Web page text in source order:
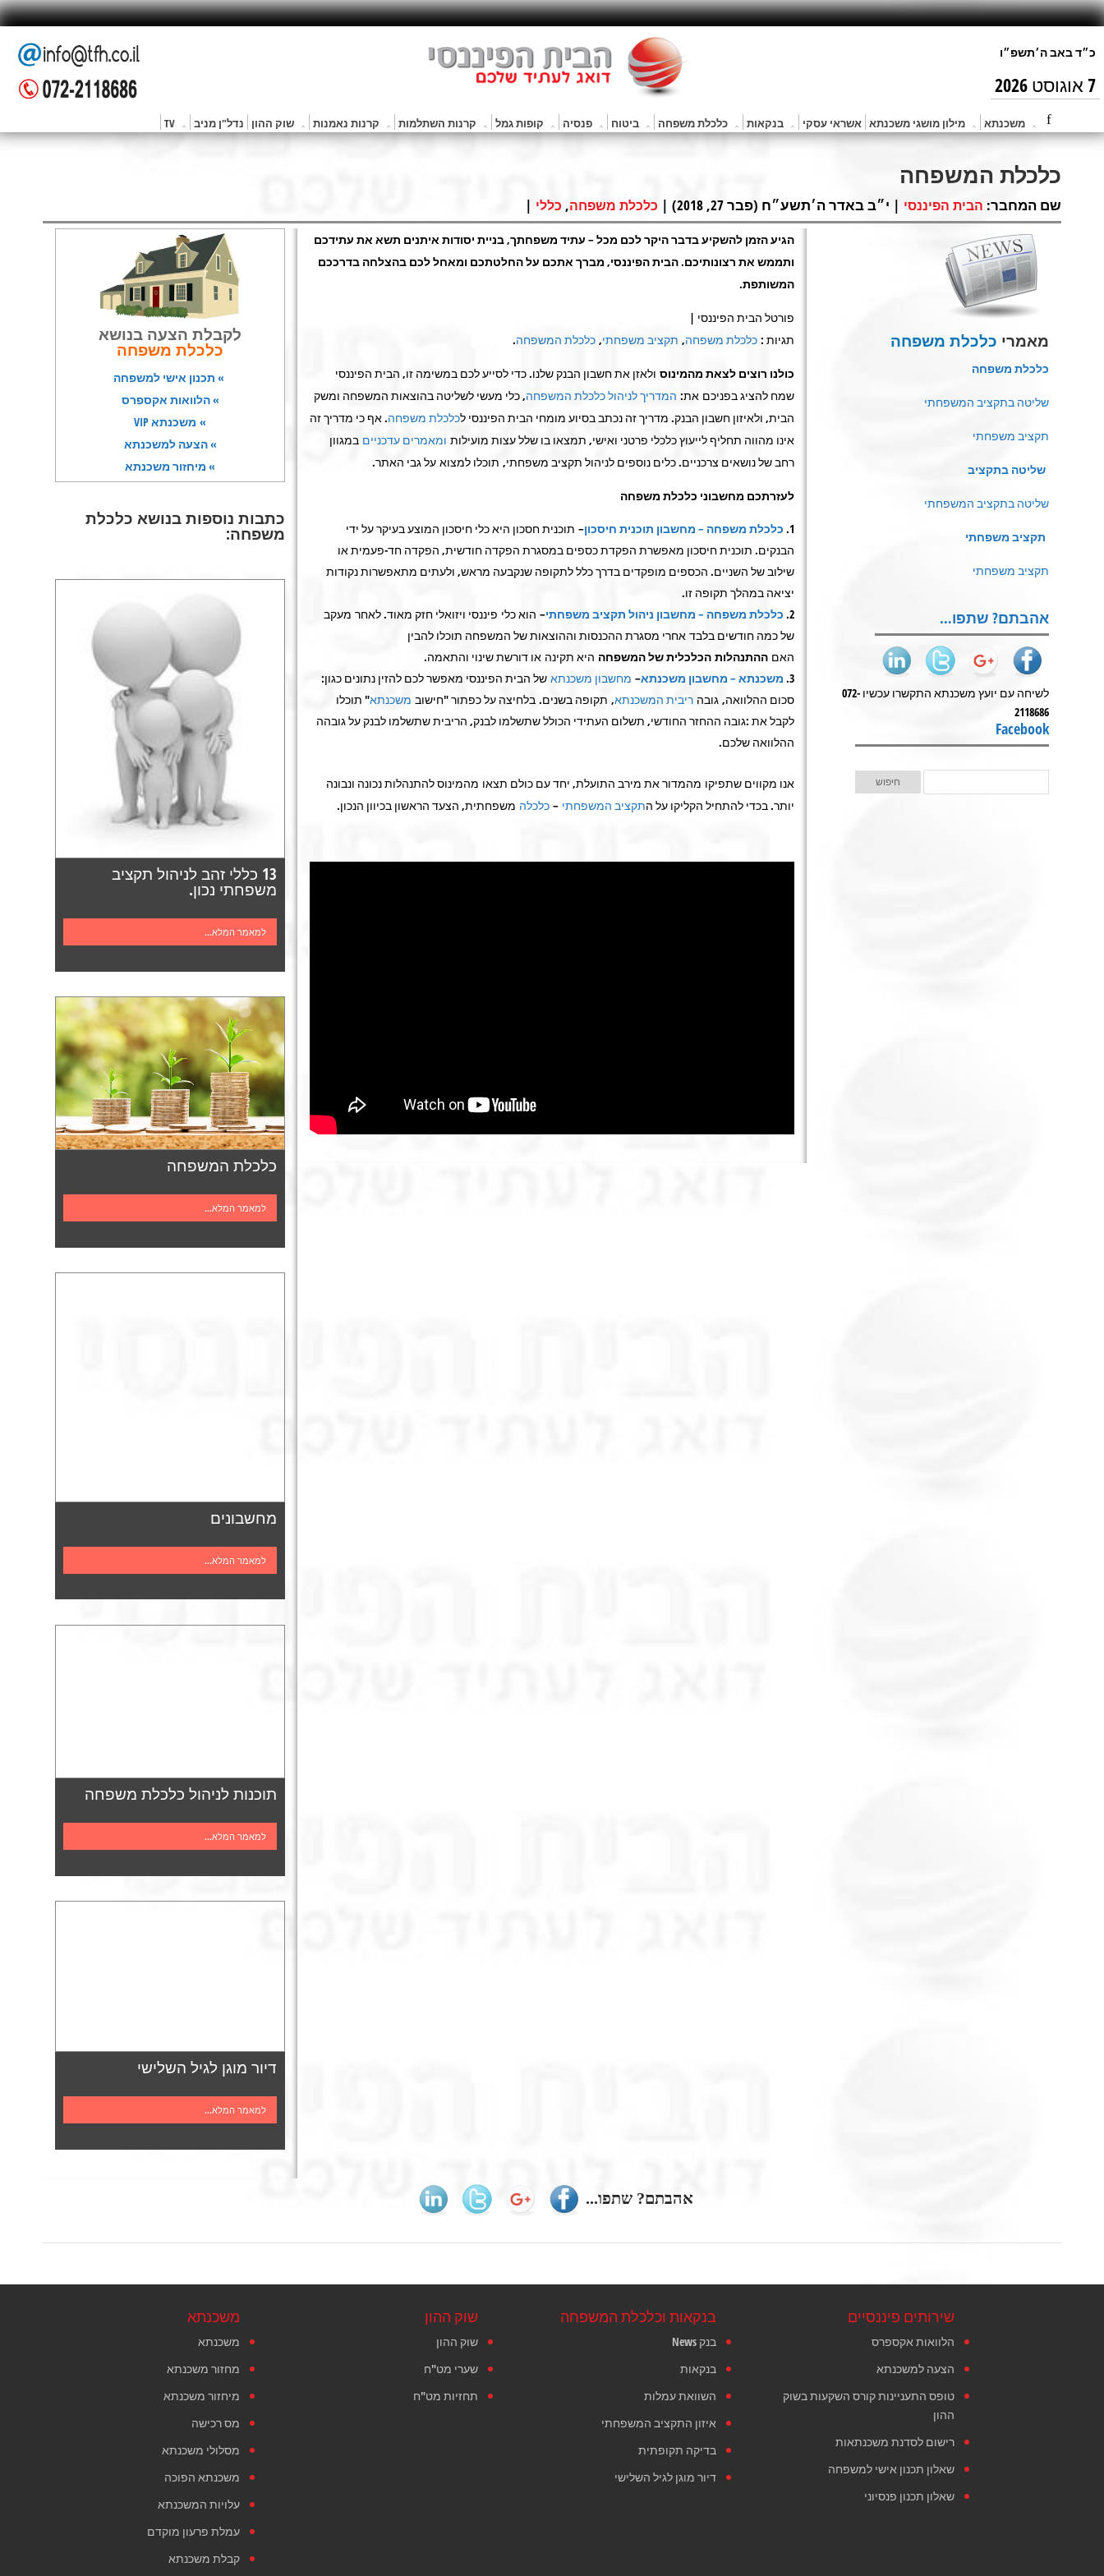
7 אוגוסט 2026
משכנתא מילון מושגי משכנתא אשראי עסקי בנקאות כלכלת משפחה ביטוח פנסיה קופות גמל קרנות השתלמות קרנות נאמנות שוק ההון נדל"ן מניב TV
כלכלת המשפחה
שם המחבר: הבית הפיננסי | י״ב באדר ה׳תשע״ח (פבר 27, 2018) | כלכלת משפחה, כללי |
לקבלת הצעה בנושא
כלכלת משפחה
» תכנון אישי למשפחה
» הלוואות אקספרס
» משכנתא VIP
» הצעה למשכנתא
» מיחזור משכנתא
כתבות נוספות בנושא כלכלת
משפחה:
13 כללי זהב לניהול תקציב
משפחתי נכון.
למאמר המלא...
כלכלת המשפחה
למאמר המלא...
מחשבונים
למאמר המלא...
תוכנות לניהול כלכלת משפחה
למאמר המלא...
דיור מוגן לגיל השלישי
למאמר המלא...
הגיע הזמן להשקיע בדבר היקר לכם מכל – עתיד משפחתך, בניית יסודות איתנים תשא את עתידכם
ותממש את רצונותיכם. הבית הפיננסי, מברך אתכם על החלטתכם ומאחל לכם בהצלחה בדרככם
המשותפת.
פורטל הבית הפיננסי |
תגיות : כלכלת משפחה, תקציב משפחתי, כלכלת המשפחה.
כולנו רוצים לצאת מהמינוס ולאזן את חשבון הבנק שלנו. כדי לסייע לכם במשימה זו, הבית הפיננסי
שמח להציג בפניכם את: המדריך לניהול כלכלת המשפחה, כלי מעשי לשליטה בהוצאות המשפחה ומשק
הבית, ולאיזון חשבון הבנק. מדריך זה נכתב בסיוע מומחי הבית הפיננסי לכלכלת משפחה. אף כי מדריך זה
אינו מהווה תחליף לייעוץ כלכלי פרטני ואישי, תמצאו בו שלל עצות מועילות ומאמרים עדכניים במגוון
רחב של נושאים צרכניים. כלים נוספים לניהול תקציב משפחתי, תוכלו למצוא על גבי האתר.
לעזרתכם מחשבוני כלכלת משפחה
כלכלת משפחה – מחשבון תוכנית חיסכון– תוכנית חסכון היא כלי חיסכון המוצע בעיקר על ידי
הבנקים. תוכנית חיסכון מאפשרת הפקדת כספים במסגרת הפקדה חודשית, הפקדה חד-פעמית או
שילוב של השניים. הכספים מופקדים בדרך כלל לתקופה שנקבעה מראש, ולעתים מתאפשרות נקודות
יציאה במהלך תקופה זו.
כלכלת משפחה – מחשבון ניהול תקציב משפחתי– הוא כלי פיננסי ויזואלי חזק מאוד. לאחר מעקב
של כמה חודשים בלבד אחרי מסגרת ההכנסות וההוצאות של המשפחה תוכלו להבין
האם ההתנהלות הכלכלית של המשפחה היא תקינה או דורשת שינוי והתאמה.
משכנתא – מחשבון משכנתא– מחשבון משכנתא של הבית הפיננסי מאפשר לכם להזין נתונים כגון:
סכום ההלוואה, גובה ריבית המשכנתא, תקופה בשנים. בלחיצה על כפתור "חישוב משכנתא" תוכלו
לקבל את :גובה ההחזר החודשי, תשלום העתידי הכולל שתשלמו לבנק, הריבית שתשלמו לבנק על גובהה
ההלוואה שלכם.
אנו מקווים שתפיקו מהמדור את מירב התועלת, יחד עם כולם תצאו מהמינוס להתנהלות נכונה ונבונה
יותר. בכדי להתחיל הקליקו על התקציב המשפחתי – כלכלה משפחתית, הצעד הראשון בכיוון הנכון.
מאמרי כלכלת משפחה
כלכלת משפחה
שליטה בתקציב המשפחתי
תקציב משפחתי
שליטה בתקציב
שליטה בתקציב המשפחתי
תקציב משפחתי
תקציב משפחתי
אהבתם? שתפו…
לשיחה עם יועץ משכנתא התקשרו עכשיו 072-
2118686
Facebook
אהבתם? שתפו...
משכנתא
משכנתא
מחזור משכנתא
מיחזור משכנתא
מס רכישה
מסלולי משכנתא
משכנתא הפוכה
עלויות המשכנתא
עמלת פרעון מוקדם
קבלת משכנתא
שוק ההון
שוק ההון
שערי מט"ח
תחזיות מט"ח
בנקאות וכלכלת המשפחה
בנק News
בנקאות
השוואת עמלות
איזון התקציב המשפחתי
בדיקה תקופתית
דיור מוגן לגיל השלישי
שירותים פיננסיים
הלוואות אקספרס
הצעה למשכנתא
טופס התעניינות קורס השקעות בשוק
ההון
רישום לסדנת משכנתאות
שאלון תכנון אישי למשפחה
שאלון תכנון פנסיוני